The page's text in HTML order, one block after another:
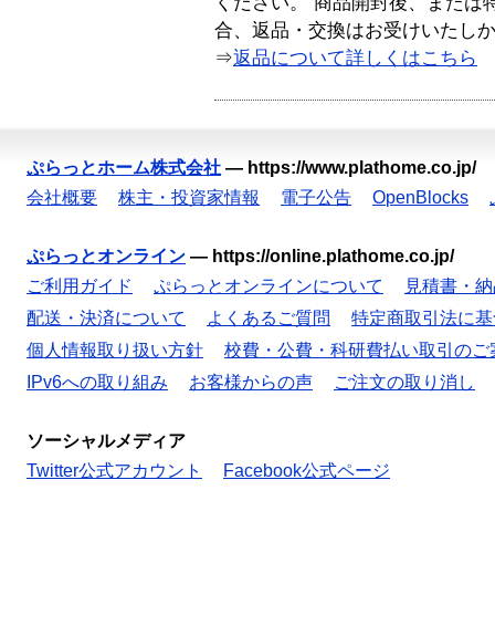
合、返品・交換はお受けいたし
⇒返品について詳しくはこちら
ぷらっとホーム株式会社 — https://www.plathome.co.jp/
会社概要
株主・投資家情報 電子公告 OpenBlocks
ぷらっとオンライン — https://online.plathome.co.jp/
ご利用ガイド
ぷらっとオンラインについて
見積書・
配送・決済について
よくあるご質問
特定商取引法に
個人情報取り扱い方針
校費・公費・科研費払い取引のご
IPv6への取り組み
お客様からの声 ご注文の取り消し
ソーシャルメディア
Twitter公式アカウント
Facebook公式ページ